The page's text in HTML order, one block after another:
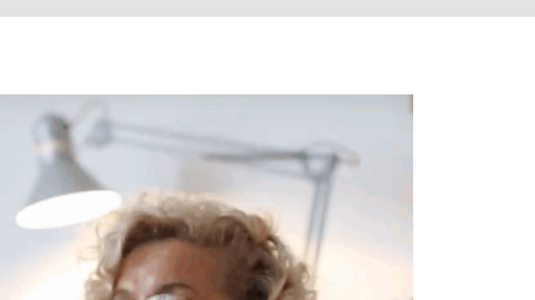
biliyor musun? Milloşeviç getirdi.’ Buna şahit oldum. Daha sonraları